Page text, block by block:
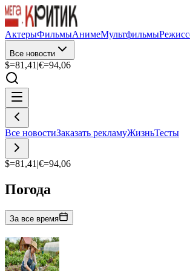
АктерыФильмыАнимеМультфильмы
Все новости
$=81,41 |€=94,06
Все новостиЗаказать рекламуЖизньТесты
$=81,41 |€=94,06
Погода
За все время